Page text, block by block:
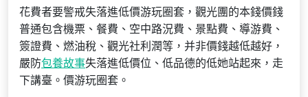
花費者要警戒失落進低價游玩圈套，觀光團的本錢價錢
普通包含機票、餐費、空中路況費、景點費、導游費、
簽證費、燃油稅、觀光社利潤等，并非價錢越低越好，
嚴防包養故事失落進低價位、低品德的低她站起來，走
下講臺。價游玩圈套。